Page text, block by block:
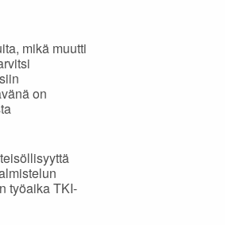
mikä muutti
on
työaika TKI-